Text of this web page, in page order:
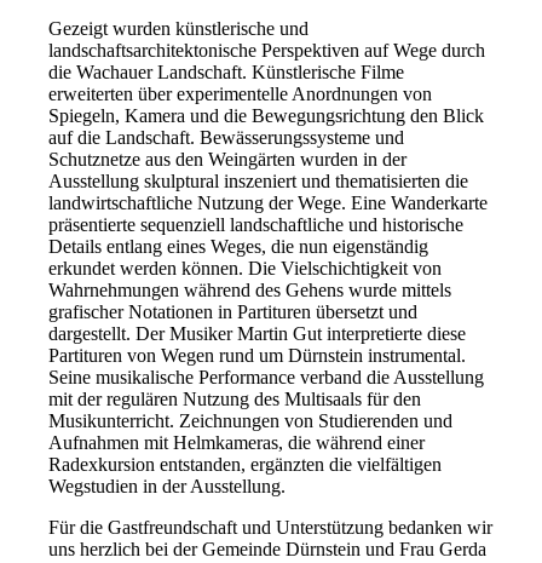
Gezeigt wurden künstlerische und
landschaftsarchitektonische Perspektiven auf Wege durch
die Wachauer Landschaft. Künstlerische Filme
erweiterten über experimentelle Anordnungen von
Spiegeln, Kamera und die Bewegungsrichtung den Blick
auf die Landschaft. Bewässerungssysteme und
Schutznetze aus den Weingärten wurden in der
Ausstellung skulptural inszeniert und thematisierten die
landwirtschaftliche Nutzung der Wege. Eine Wanderkarte
präsentierte sequenziell landschaftliche und historische
Details entlang eines Weges, die nun eigenständig
erkundet werden können. Die Vielschichtigkeit von
Wahrnehmungen während des Gehens wurde mittels
grafischer Notationen in Partituren übersetzt und
dargestellt. Der Musiker Martin Gut interpretierte diese
Partituren von Wegen rund um Dürnstein instrumental.
Seine musikalische Performance verband die Ausstellung
mit der regulären Nutzung des Multisaals für den
Musikunterricht. Zeichnungen von Studierenden und
Aufnahmen mit Helmkameras, die während einer
Radexkursion entstanden, ergänzten die vielfältigen
Wegstudien in der Ausstellung.
Für die Gastfreundschaft und Unterstützung bedanken wir
uns herzlich bei der Gemeinde Dürnstein und Frau Gerda